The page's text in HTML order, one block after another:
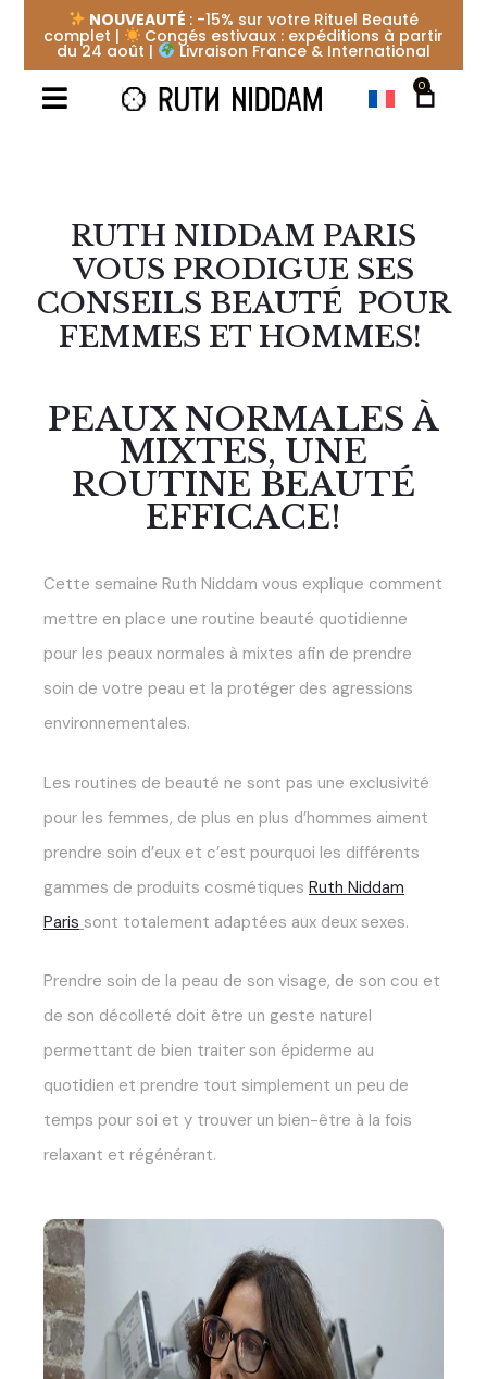
NOUVEAUTÉ : -15% sur votre Rituel Beauté
complet | Congés estivaux : expéditions à partir
du 24 août | Livraison France & International
0
RUTH NIDDAM PARIS
VOUS PRODIGUE SES
CONSEILS BEAUTÉ POUR
FEMMES ET HOMMES!
PEAUX NORMALES À
MIXTES, UNE
ROUTINE BEAUTÉ
EFFICACE!
Cette semaine Ruth Niddam vous explique comment
mettre en place une routine beauté quotidienne
pour les peaux normales à mixtes afin de prendre
soin de votre peau et la protéger des agressions
environnementales.
Les routines de beauté ne sont pas une exclusivité
pour les femmes, de plus en plus d’hommes aiment
prendre soin d’eux et c’est pourquoi les différents
gammes de produits cosmétiques Ruth Niddam
Paris sont totalement adaptées aux deux sexes.
Prendre soin de la peau de son visage, de son cou et
de son décolleté doit être un geste naturel
permettant de bien traiter son épiderme au
quotidien et prendre tout simplement un peu de
temps pour soi et y trouver un bien-être à la fois
relaxant et régénérant.